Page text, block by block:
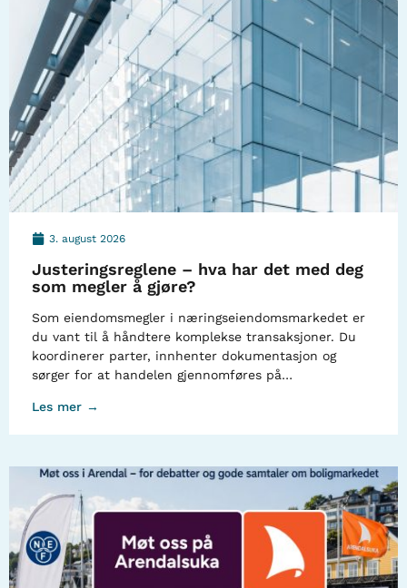
3. august 2026
Justeringsreglene – hva har det med deg
som megler å gjøre?
Som eiendomsmegler i næringseiendomsmarkedet er
du vant til å håndtere komplekse transaksjoner. Du
koordinerer parter, innhenter dokumentasjon og
sørger for at handelen gjennomføres på…
Les mer →